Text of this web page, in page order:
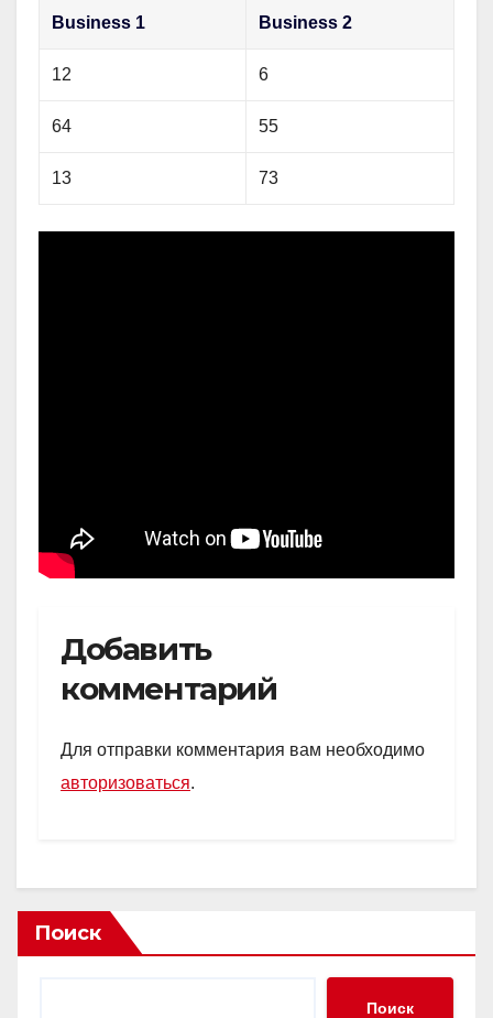
Business 1 Business 2
12 6
64 55
13 73
Добавить
комментарий
Для отправки комментария вам необходимо
авторизоваться.
Поиск
Поиск